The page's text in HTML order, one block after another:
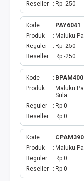
TELKOM
TV KABEL
MULTI FINANCE
VOC WIFI.ID
TOPUP E-PAY
ACT VOUCHER
E-TOLL
Reseller
Rp -250
Kode
PAY6041
Produk
Maluku
Reguler
Rp -250
Reseller
Rp -250
Kode
BPAM400
Produk
Maluku
Sula
Reguler
Rp 0
Reseller
Rp 0
Kode
CPAM390
Produk
Maluku
Reguler
Rp 0
Reseller
Rp 0